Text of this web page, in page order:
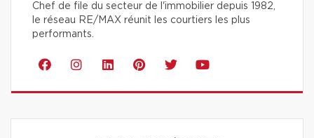
Chef de file du secteur de l'immobilier depuis 1982,
le réseau RE/MAX réunit les courtiers les plus
performants.